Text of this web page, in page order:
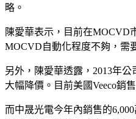
略。
陳愛華表示，目前在MOCVD
MOCVD自動化程度不夠，需
另外，陳愛華透露，2013年
大幅降價。目前美國Veeco銷
而中晟光電今年內銷售的